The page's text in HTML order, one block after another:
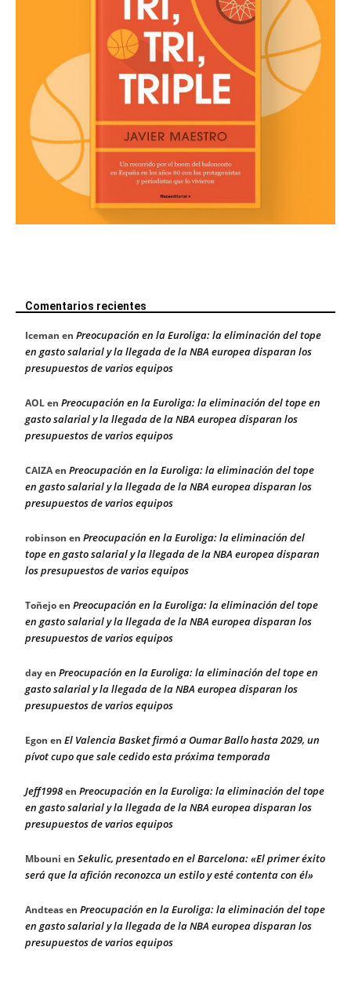
Comentarios recientes
Iceman en Preocupación en la Euroliga: la eliminación del tope
en gasto salarial y la llegada de la NBA europea disparan los
presupuestos de varios equipos
AOLen Preocupación en la Euroliga: la eliminación del tope en
gasto salarial y la llegada de la NBA europea disparan los
presupuestos de varios equipos
CAIZAen Preocupación en la Euroliga: la eliminación del tope
en gasto salarial y la llegada de la NBA europea disparan los
presupuestos de varios equipos
robinson en Preocupación en la Euroliga: la eliminación del
tope en gasto salarial y la llegada de la NBA europea disparan
los presupuestos de varios equipos
Toñejoen Preocupación en la Euroliga: la eliminación del tope
en gasto salarial y la llegada de la NBA europea disparan los
presupuestos de varios equipos
dayen Preocupación en la Euroliga: la eliminación del tope en
gasto salarial y la llegada de la NBA europea disparan los
presupuestos de varios equipos
Egon en El Valencia Basket firmó a Oumar Ballo hasta 2029, un
pívot cupo que sale cedido esta próxima temporada
Jeff1998en Preocupación en la Euroliga: la eliminación del tope
en gasto salarial y la llegada de la NBA europea disparan los
presupuestos de varios equipos
Mbouni en Sekulic, presentado en el Barcelona: «El primer éxito
será que la afición reconozca un estilo y esté contenta con él»
Andteasen Preocupación en la Euroliga: la eliminación del tope
en gasto salarial y la llegada de la NBA europea disparan los
presupuestos de varios equipos